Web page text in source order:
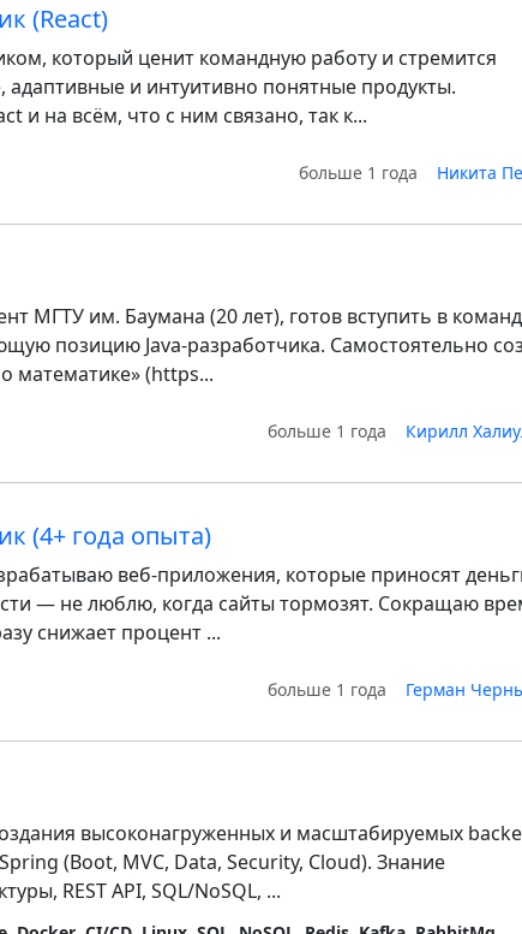
(React)
который ценит командную работу и стремится
адаптивные и интуитивно понятные продукты.
и на всём, что с ним связано, так к...
больше 1 года Никита
МГТУ им. Баумана (20 лет), готов вступить в
позицию Java-разработчика. Самостоятельно
математике» (https...
больше 1 года Кирилл
(4+ года опыта)
веб-приложения, которые приносят
— не люблю, когда сайты тормозят. Сокращаю
снижает процент ...
больше 1 года Герман
высоконагруженных и масштабируемых
(Boot, MVC, Data, Security, Cloud). Знание
REST API, SQL/NoSQL, ...